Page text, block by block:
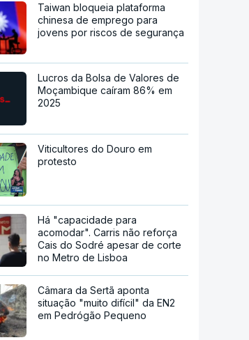
Taiwan bloqueia plataforma
chinesa de emprego para
jovens por riscos de segurança
Lucros da Bolsa de Valores de
Moçambique caíram 86% em
2025
Viticultores do Douro em
protesto
Há "capacidade para
acomodar". Carris não reforça
Cais do Sodré apesar de corte
no Metro de Lisboa
Câmara da Sertã aponta
situação "muito difícil" da EN2
em Pedrógão Pequeno